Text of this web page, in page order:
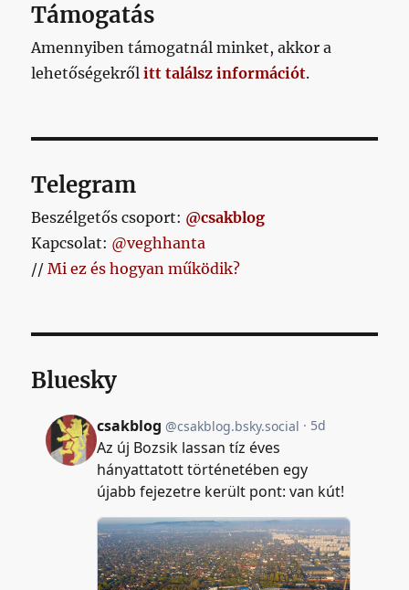
Támogatás
Amennyiben támogatnál minket, akkor a
lehetőségekrőlitt találsz információt.
Telegram
Beszélgetős csoport: @csakblog
Kapcsolat: @veghhanta
//Mi ez és hogyan működik?
Bluesky